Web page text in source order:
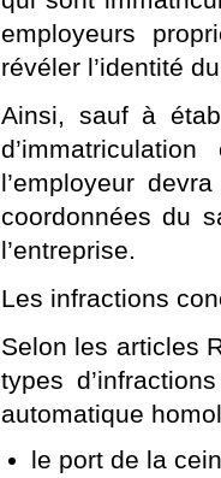
employeurs
révéler l’identité
Ainsi, sauf à
l’employeur
coordonnées du
l’entreprise.
Les infractions
Selon les articles
types
automatique
le port de la